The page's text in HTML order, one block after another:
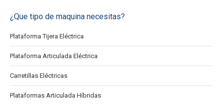
¿Que tipo de maquina necesitas?
Plataforma Tijera Eléctrica
Plataforma Articulada Eléctrica
Carretillas Eléctricas
Plataformas Articulada Híbridas